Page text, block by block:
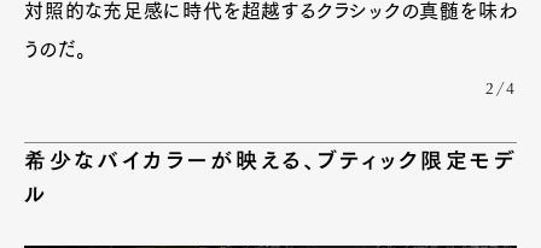
対照的な充足感に時代を超越するクラシックの真髄を味わ
うのだ。
2/4
希少なバイカラーが映える、ブティック限定モデ
ル